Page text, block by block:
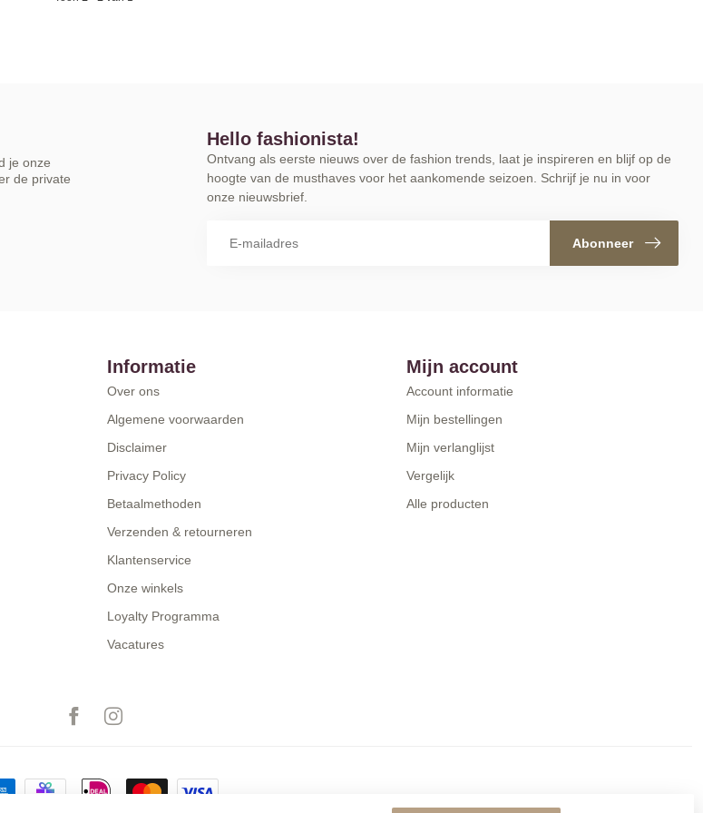
je onze
de private
Hello fashionista!
Ontvang als eerste nieuws over de fashion trends, laat je inspireren en blijf op de
hoogte van de musthaves voor het aankomende seizoen. Schrijf je nu in voor
onze nieuwsbrief.
Abonneer
Informatie
Over ons
Algemene voorwaarden
Disclaimer
Privacy Policy
Betaalmethoden
Verzenden & retourneren
Klantenservice
Onze winkels
Loyalty Programma
Vacatures
Mijn account
Account informatie
Mijn bestellingen
Mijn verlanglijst
Vergelijk
Alle producten